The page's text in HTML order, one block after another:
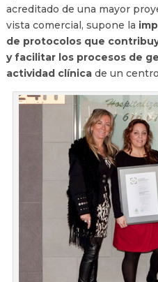
acreditado de una mayor
vista comercial, supone la
de protocolos que
y facilitar los procesos de
actividad clínicade un